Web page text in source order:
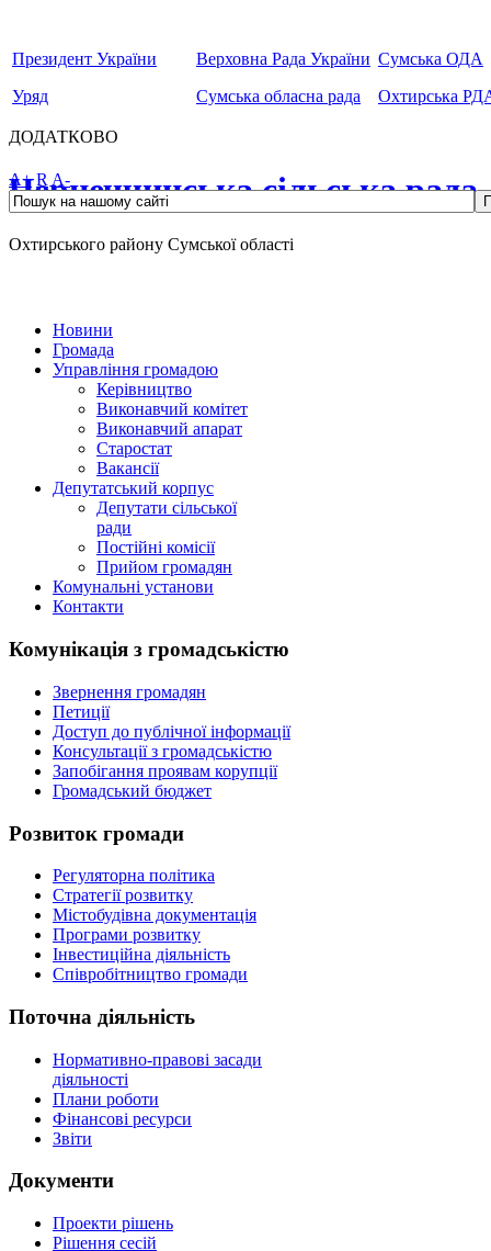
Президент України
Уряд
Верховна Рада України
Сумська обласна рада
Сумська ОДА
Охтирська
ДОДАТКОВО
Чернеччинська сільська рада
Охтирського району Сумської області
A+ RA-
Новини
Громада
Управління громадою
Керівництво
Виконавчий комітет
Виконавчий апарат
Старостат
Вакансії
Депутатський корпус
Депутати сільської
ради
Постійні комісії
Прийом громадян
Комунальні установи
Контакти
Комунікація з громадськістю
Звернення громадян
Петиції
Доступ до публічної інформації
Консультації з громадськістю
Запобігання проявам корупції
Громадський бюджет
Розвиток громади
Регуляторна політика
Стратегії розвитку
Містобудівна документація
Програми розвитку
Інвестиційна діяльність
Співробітництво громади
Поточна діяльність
Нормативно-правові засади
діяльності
Плани роботи
Фінансові ресурси
Звіти
Документи
Проекти рішень
Рішення сесій